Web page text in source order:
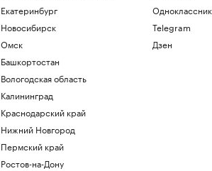
Екатеринбург
Новосибирск
Омск
Башкортостан
Вологодская область
Калининград
Краснодарский край
Нижний Новгород
Пермский край
Ростов-на-Дону
Telegram
Дзен